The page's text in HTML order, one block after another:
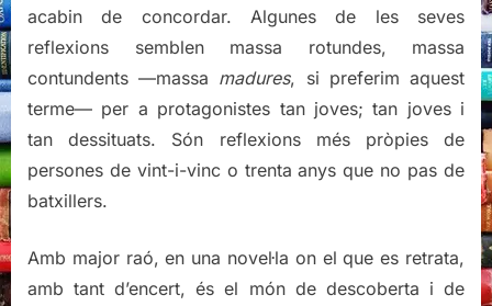
acabin de concordar. Algunes de les seves
reflexions semblen massa rotundes, massa
contundents —massa madures, si preferim aquest
terme— per a protagonistes tan joves; tan joves i
tan dessituats. Són reflexions més pròpies de
persones de vint-i-vinc o trenta anys que no pas de
batxillers.
Amb major raó, en una novel·la on el que es retrata,
amb tant d’encert, és el món de descoberta i de